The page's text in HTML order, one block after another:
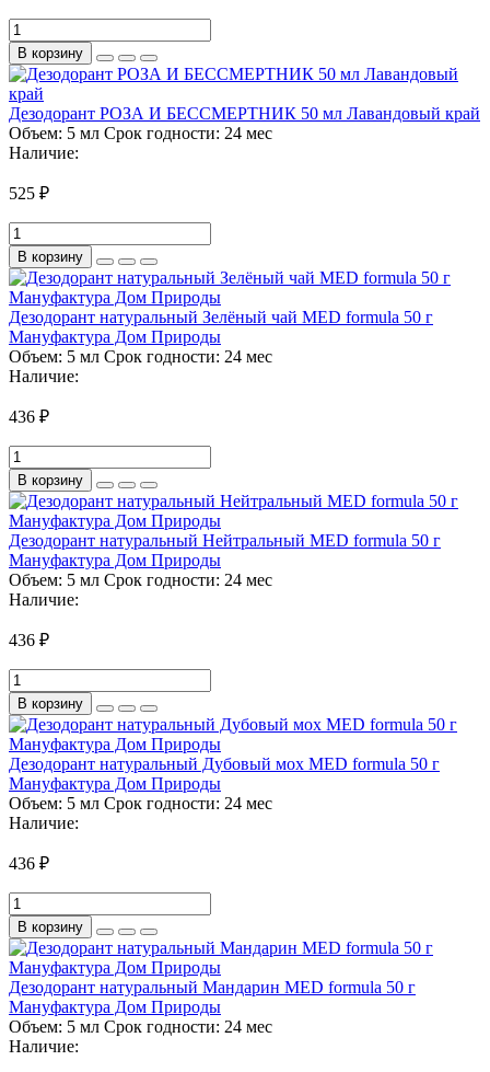
В корзину
Дезодорант РОЗА И БЕССМЕРТНИК 50 мл Лавандовый край
Объем: 5 мл Срок годности: 24 мес
Наличие:
525 ₽
В корзину
Дезодорант натуральный Зелёный чай MED formula 50 г
Мануфактура Дом Природы
Объем: 5 мл Срок годности: 24 мес
Наличие:
436 ₽
В корзину
Дезодорант натуральный Нейтральный MED formula 50 г
Мануфактура Дом Природы
Объем: 5 мл Срок годности: 24 мес
Наличие:
436 ₽
В корзину
Дезодорант натуральный Дубовый мох MED formula 50 г
Мануфактура Дом Природы
Объем: 5 мл Срок годности: 24 мес
Наличие:
436 ₽
В корзину
Дезодорант натуральный Мандарин MED formula 50 г
Мануфактура Дом Природы
Объем: 5 мл Срок годности: 24 мес
Наличие: